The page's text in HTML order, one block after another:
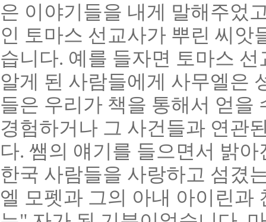
은 이야기들을 내게 말해주었
인 토마스 선교사가 뿌린 씨앗
습니다. 예를 들자면 토마스
알게 된 사람들에게 사무엘은
들은 우리가 책을 통해서 얻을
경험하거나 그 사건들과 연관
다. 쌤의 얘기를 들으면서 밝
한국 사람들을 사랑하고 섬겼
엘 모펫과 그의 아내 아이린과